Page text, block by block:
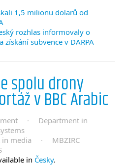
1,5 milionu dolarů od
rozhlas informovaly o
subvence v DARPA
spolu drony
v BBC Arabic
·
Department in
media ·
MBZIRC
in Česky.